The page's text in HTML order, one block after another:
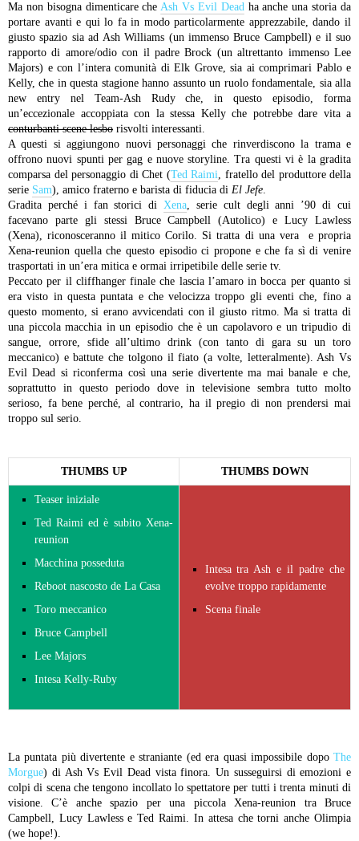
Ma non bisogna dimenticare cheAsh Vs Evil Deadha anche una storia da
portare avanti e qui lo fa in modo particolarmente apprezzabile, dando il
giusto spazio sia ad Ash Williams (un immenso Bruce Campbell) e il suo
rapporto di amore/odio con il padre Brock (un altrettanto immenso Lee
Majors) e con l’intera comunità di Elk Grove, sia ai comprimari Pablo e
Kelly, che in questa stagione hanno assunto un ruolo fondamentale, sia alla
new entry nel Team-Ash Rudy che, in questo episodio, forma
un’eccezionale accoppiata con la stessa Kelly che potrebbe dare vita a
conturbanti scene lesbo risvolti interessanti.
A questi si aggiungono nuovi personaggi che rinverdiscono la trama e
offrono nuovi spunti per gag e nuove storyline. Tra questi vi è la gradita
comparsa del personaggio di Chet (Ted Raimi, fratello del produttore della
serie Sam), amico fraterno e barista di fiducia di El Jefe.
Gradita perché i fan storici diXena, serie cult degli anni ’90 di cui
facevano parte gli stessi Bruce Campbell (Autolico) e Lucy Lawless
(Xena), riconosceranno il mitico Corilo. Si tratta di una vera e propria
Xena-reunion quella che questo episodio ci propone e che fa sì di venire
trasportati in un’era mitica e ormai irripetibile delle serie tv.
Peccato per il cliffhanger finale che lascia l’amaro in bocca per quanto si
era visto in questa puntata e che velocizza troppo gli eventi che, fino a
questo momento, si erano avvicendati con il giusto ritmo. Ma si tratta di
una piccola macchia in un episodio che è un capolavoro e un tripudio di
sangue, orrore, sfide all’ultimo drink (con tanto di gara su un toro
meccanico) e battute che tolgono il fiato (a volte, letteralmente). Ash Vs
Evil Dead si riconferma così una serie divertente ma mai banale e che,
soprattutto in questo periodo dove in televisione sembra tutto molto
serioso, fa bene perché, al contrario, ha il pregio di non prendersi mai
troppo sul serio.
THUMBS UP THUMBS DOWN
Teaser iniziale
Ted Raimi ed è subito Xena-
reunion
Macchina posseduta
Reboot nascosto de La Casa
Toro meccanico
Bruce Campbell
Lee Majors
Intesa Kelly-Ruby
Intesa tra Ash e il padre che
evolve troppo rapidamente
Scena finale
La puntata più divertente e straniante (ed era quasi impossibile dopo The
Morgue) di Ash Vs Evil Dead vista finora. Un susseguirsi di emozioni e
colpi di scena che tengono incollato lo spettatore per tutti i trenta minuti di
visione. C’è anche spazio per una piccola Xena-reunion tra Bruce
Campbell, Lucy Lawless e Ted Raimi. In attesa che torni anche Olimpia
(we hope!).